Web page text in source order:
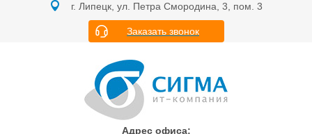
г. Липецк, ул. Петра Смородина, 3, пом. 3
Заказать звонок
Адрес офиса: